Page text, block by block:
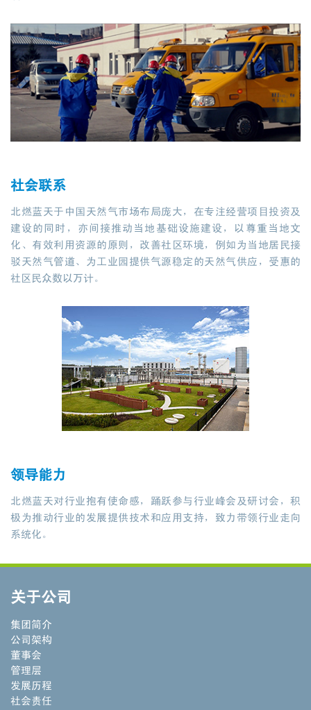
社会联系
北燃蓝天于中国天然气市场布局庞大，在专注经营项目投资及
建设的同时，亦间接推动当地基础设施建设，以尊重当地文
化、有效利用资源的原则，改善社区环境，例如为当地居民接
驳天然气管道、为工业园提供气源稳定的天然气供应，受惠的
社区民众数以万计。
领导能力
北燃蓝天对行业抱有使命感，踊跃参与行业峰会及研讨会，积
极为推动行业的发展提供技术和应用支持，致力带领行业走向
系统化。
关于公司
集团简介
公司架构
董事会
管理层
发展历程
社会责任